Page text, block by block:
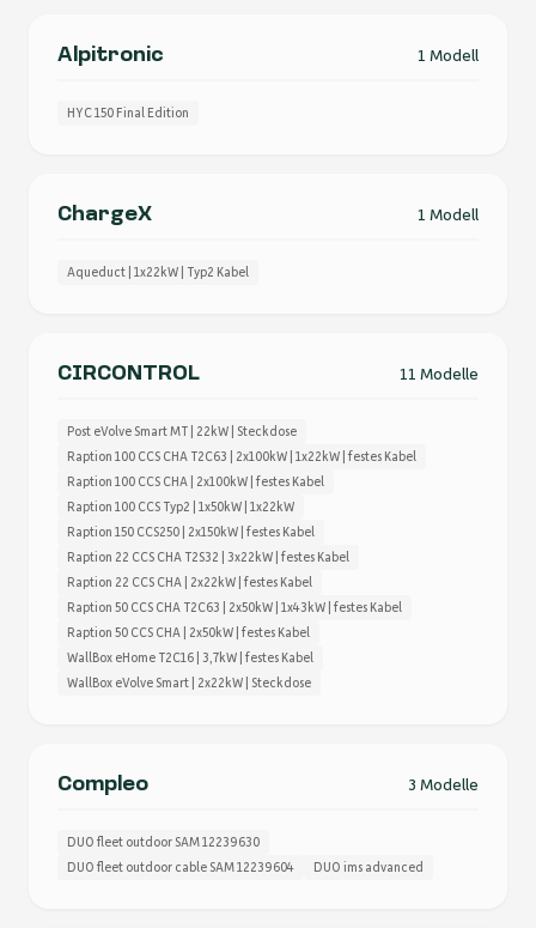
Alpitronic 1 Modell
HYC 150 Final Edition
ChargeX 1 Modell
Aqueduct | 1x22kW | Typ2 Kabel
CIRCONTROL 11 Modelle
Post eVolve Smart MT | 22kW | Steckdose
Raption 100 CCS CHA T2C63 | 2x100kW | 1x22kW | festes Kabel
Raption 100 CCS CHA | 2x100kW | festes Kabel
Raption 100 CCS Typ2 | 1x50kW | 1x22kW
Raption 150 CCS250 | 2x150kW | festes Kabel
Raption 22 CCS CHA T2S32 | 3x22kW | festes Kabel
Raption 22 CCS CHA | 2x22kW | festes Kabel
Raption 50 CCS CHA T2C63 | 2x50kW | 1x43kW | festes Kabel
Raption 50 CCS CHA | 2x50kW | festes Kabel
WallBox eHome T2C16 | 3,7kW | festes Kabel
WallBox eVolve Smart | 2x22kW | Steckdose
Compleo 3 Modelle
DUO fleet outdoor SAM 12239630
DUO fleet outdoor cable SAM 12239604
DUO ims advanced